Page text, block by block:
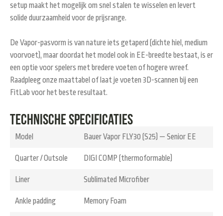
setup maakt het mogelijk om snel stalen te wisselen en levert
solide duurzaamheid voor de prijsrange.
De Vapor-pasvorm is van nature iets getaperd (dichte hiel, medium
voorvoet), maar doordat het model ook in EE-breedte bestaat, is er
een optie voor spelers met bredere voeten of hogere wreef.
Raadpleeg onze maattabel of laat je voeten 3D-scannen bij een
FitLab voor het beste resultaat.
Technische specificaties
Model Bauer Vapor FLY30 (S25) — Senior EE
Quarter / Outsole DIGI COMP (thermoformable)
Liner Sublimated Microfiber
Ankle padding Memory Foam